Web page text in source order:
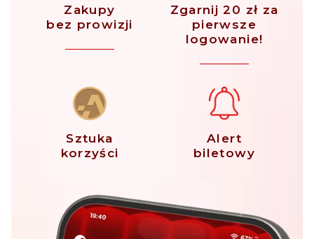
Zakupy
bez prowizji
Zgarnij 20 zł za
pierwsze
logowanie!
Sztuka
korzyści
Alert
biletowy